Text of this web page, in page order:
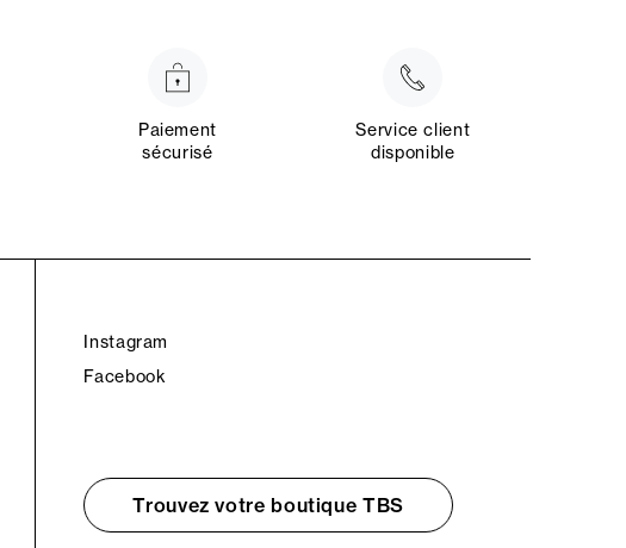
Paiement
sécurisé
Service client
disponible
Instagram
Facebook
Trouvez votre boutique TBS